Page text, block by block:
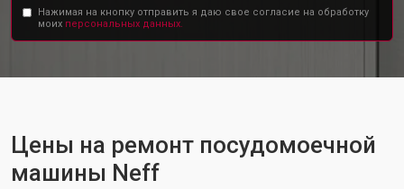
Нажимая на кнопку отправить я даю свое согласие на обработку
моих персональных данных.
Цены на ремонт посудомоечной
машины Neff